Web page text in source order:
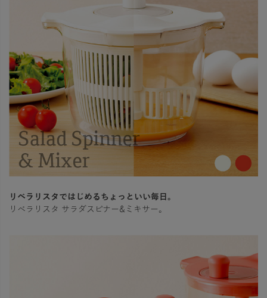
リベラリスタではじめるちょっといい毎日。
リベラリスタ サラダスピナー&ミキサー。